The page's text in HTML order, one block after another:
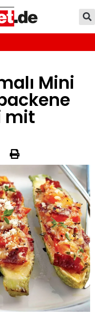
Mini
mit